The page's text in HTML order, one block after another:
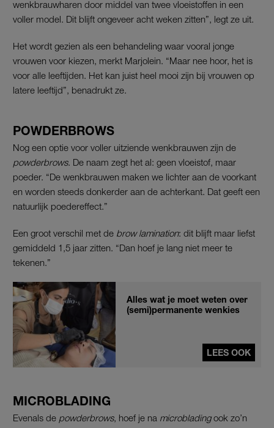
wenkbrauwharen door middel van twee vloeistoffen in een
voller model. Dit blijft ongeveer acht weken zitten”, legt ze uit.
Het wordt gezien als een behandeling waar vooral jonge
vrouwen voor kiezen, merkt Marjolein. “Maar nee hoor, het is
voor alle leeftijden. Het kan juist heel mooi zijn bij vrouwen op
latere leeftijd”, benadrukt ze.
POWDERBROWS
Nog een optie voor voller uitziende wenkbrauwen zijn de
powderbrows. De naam zegt het al: geen vloeistof, maar
poeder. “De wenkbrauwen maken we lichter aan de voorkant
en worden steeds donkerder aan de achterkant. Dat geeft een
natuurlijk poedereffect.”
Een groot verschil met de brow lamination: dit blijft maar liefst
gemiddeld 1,5 jaar zitten. “Dan hoef je lang niet meer te
tekenen.”
Alles wat je moet weten over
(semi)permanente wenkies
LEES OOK
MICROBLADING
Evenals de powderbrows, hoef je na microbladingook zo’n